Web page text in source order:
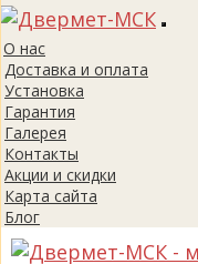
Toggle
О нас
Доставка и оплата
Установка
Гарантия
Галерея
Контакты
Акции и скидки
Карта сайта
Блог